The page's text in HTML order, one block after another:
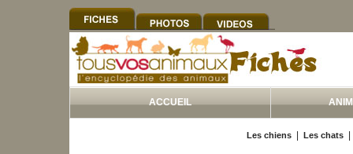
ACCUEIL
Les chiens Les chats